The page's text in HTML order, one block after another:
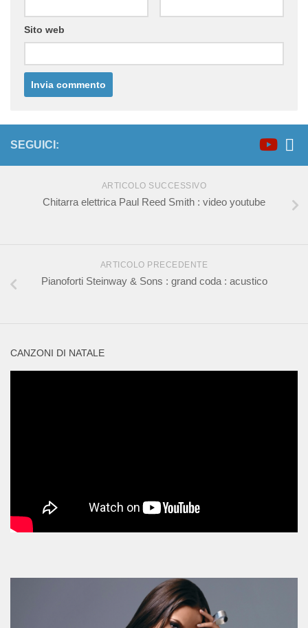
Sito web
SEGUICI:
ARTICOLO SUCCESSIVO
Chitarra elettrica Paul Reed Smith : video youtube
ARTICOLO PRECEDENTE
Pianoforti Steinway & Sons : grand coda : acustico
CANZONI DI NATALE